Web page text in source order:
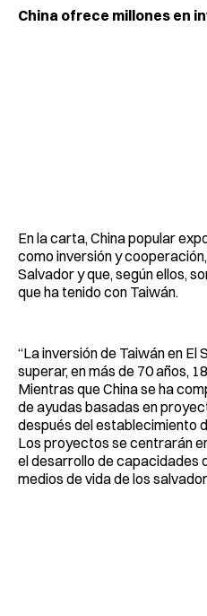
China ofrece millones en
En la carta, China popular
como inversión y
Salvador y que, según ellos,
que ha tenido con Taiwán.
“La inversión de Taiwán en El
superar, en más de 70 años,
Mientras que China se ha
de ayudas basadas en
después del establecimiento
Los proyectos se centrarán
el desarrollo de capacidades
medios de vida de los